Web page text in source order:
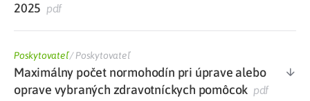
2025 pdf
Poskytovateľ/Poskytovateľ
Maximálny počet normohodín pri úprave alebo
oprave vybraných zdravotníckych pomôcok pdf